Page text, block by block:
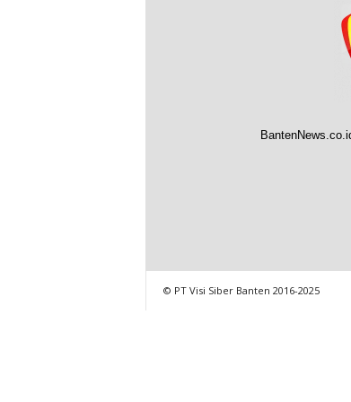
© PT Visi Siber Banten 2016-2025